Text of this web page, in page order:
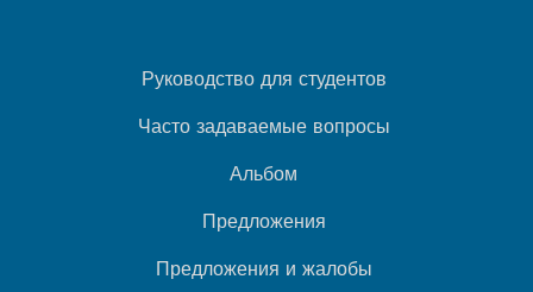
Руководство для студентов
Часто задаваемые вопросы
Альбом
Предложения
Предложения и жалобы